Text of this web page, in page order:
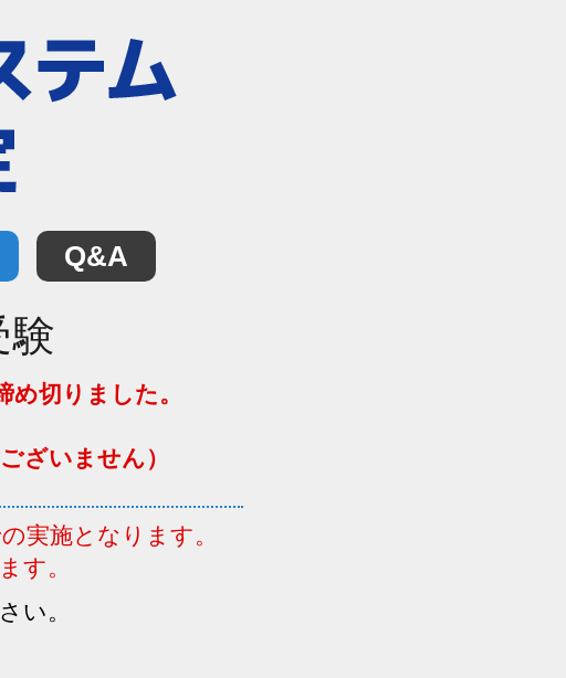
Q&A
験
め切りました。
ざいません）
実施となります。
す。
い。